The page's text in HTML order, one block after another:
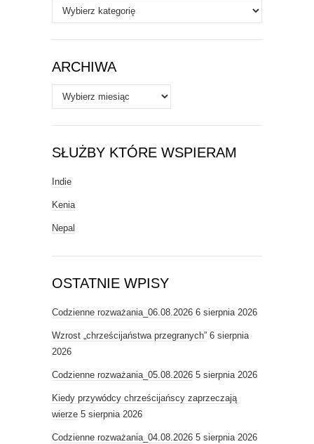
Autorzy
/
Tematy
ARCHIWA
Archiwa
SŁUŻBY KTÓRE WSPIERAM
Indie
Kenia
Nepal
OSTATNIE WPISY
Codzienne rozważania_06.08.2026 6 sierpnia 2026
Wzrost „chrześcijaństwa przegranych” 6 sierpnia
2026
Codzienne rozważania_05.08.2026 5 sierpnia 2026
Kiedy przywódcy chrześcijańscy zaprzeczają
wierze 5 sierpnia 2026
Codzienne rozważania_04.08.2026 5 sierpnia 2026